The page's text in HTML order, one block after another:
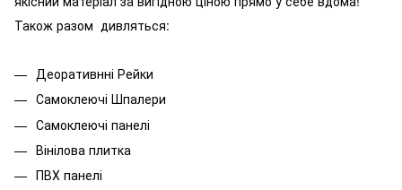
Також разом дивляться:
Деоративнні Рейки
Самоклеючі Шпалери
Самоклеючі панелі
Вінілова плитка
ПВХ панелі